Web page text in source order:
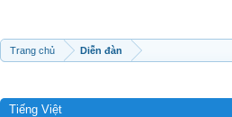
Trang chủ Diễn đàn
Tiếng Việt